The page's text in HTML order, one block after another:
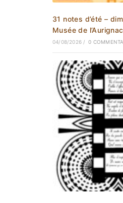
31 notes d’été –
Musée de
04/08/2026 / 0